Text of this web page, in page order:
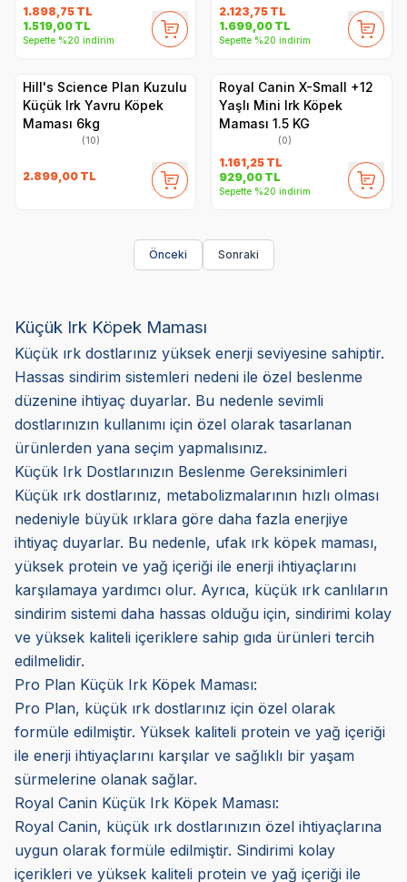
1.898,75 TL
1.519,00 TL
Sepette %20 indirim
2.123,75 TL
1.699,00 TL
Sepette %20 indirim
Hill's Science Plan Kuzulu
Küçük Irk Yavru Köpek
Maması 6kg
(10)
2.899,00 TL
Royal Canin X-Small +12
Yaşlı Mini Irk Köpek
Maması 1.5 KG
(0)
1.161,25 TL
929,00 TL
Sepette %20 indirim
Önceki Sonraki
Küçük Irk Köpek Maması
Küçük ırk dostlarınız yüksek enerji seviyesine sahiptir.
Hassas sindirim sistemleri nedeni ile özel beslenme
düzenine ihtiyaç duyarlar. Bu nedenle sevimli
dostlarınızın kullanımı için özel olarak tasarlanan
ürünlerden yana seçim yapmalısınız.
Küçük Irk Dostlarınızın Beslenme Gereksinimleri
Küçük ırk dostlarınız, metabolizmalarının hızlı olması
nedeniyle büyük ırklara göre daha fazla enerjiye
ihtiyaç duyarlar. Bu nedenle, ufak ırk köpek maması,
yüksek protein ve yağ içeriği ile enerji ihtiyaçlarını
karşılamaya yardımcı olur. Ayrıca, küçük ırk canlıların
sindirim sistemi daha hassas olduğu için, sindirimi kolay
ve yüksek kaliteli içeriklere sahip gıda ürünleri tercih
edilmelidir.
Pro Plan Küçük Irk Köpek Maması:
Pro Plan, küçük ırk dostlarınız için özel olarak
formüle edilmiştir. Yüksek kaliteli protein ve yağ içeriği
ile enerji ihtiyaçlarını karşılar ve sağlıklı bir yaşam
sürmelerine olanak sağlar.
Royal Canin Küçük Irk Köpek Maması:
Royal Canin, küçük ırk dostlarınızın özel ihtiyaçlarına
uygun olarak formüle edilmiştir. Sindirimi kolay
içerikleri ve yüksek kaliteli protein ve yağ içeriği ile